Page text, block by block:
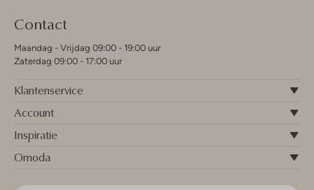
Contact
Maandag - Vrijdag 09:00 - 19:00 uur
Zaterdag 09:00 - 17:00 uur
Klantenservice
Account
Inspiratie
Omoda